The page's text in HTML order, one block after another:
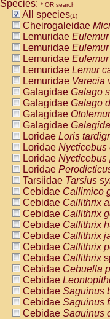
Species: * OR search
All species(1)
Cheirogaleidae
Lemuridae
Lemuridae
Lemuridae
Lemuridae Lemur
Lemuridae Varecia
Galagidae Galago
Galagidae Galago
Galagidae
Galagidae
Loridae Loris
Loridae Nycticebus
Loridae Nycticebus
Loridae
Tarsiidae Tarsius
Cebidae Callimico
Cebidae Callithrix
Cebidae Callithrix
Cebidae Callithrix
Cebidae Callithrix
Cebidae Callithrix
Cebidae Callithrix
Cebidae Cebuella
Cebidae
Cebidae Saguinus
Cebidae Saguinus
Cebidae Saguinus